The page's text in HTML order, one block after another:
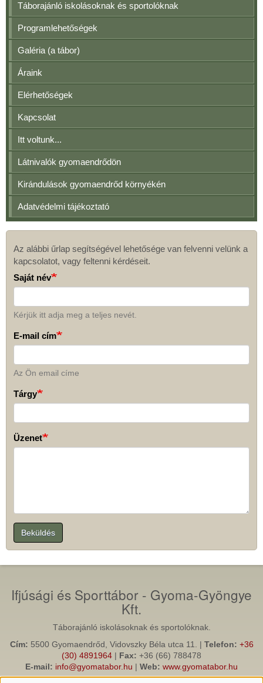
Táborajánló iskolásoknak és sportolóknak
Programlehetőségek
Galéria (a tábor)
Áraink
Elérhetőségek
Kapcsolat
Itt voltunk...
Látnivalók gyomaendrődön
Kirándulások gyomaendrőd környékén
Adatvédelmi tájékoztató
Kapcsolat
Az alábbi űrlap segítségével lehetősége van felvenni velünk a
kapcsolatot, vagy feltenni kérdéseit.
Saját név
Kérjük itt adja meg a teljes nevét.
E-mail cím
Az Ön email címe
Tárgy
Üzenet
Beküldés
Ifjúsági és Sporttábor - Gyoma-Gyöngye
Kft.
Táborajánló iskolásoknak és sportolóknak.
Cím: 5500 Gyomaendrőd, Vidovszky Béla utca 11. | Telefon: +36
(30) 4891964
Fax: +36 (66) 788478
E-mail: info@gyomatabor.hu Web: www.gyomatabor.hu